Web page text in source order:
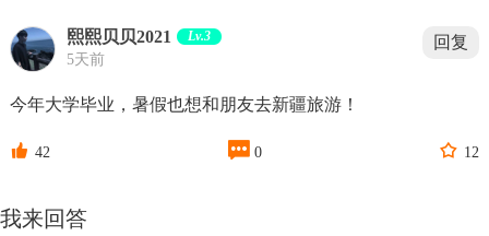
熙熙贝贝2021 Lv.3
5天前
回复
今年大学毕业，暑假也想和朋友去新疆旅游！
 42  0  12
我来回答